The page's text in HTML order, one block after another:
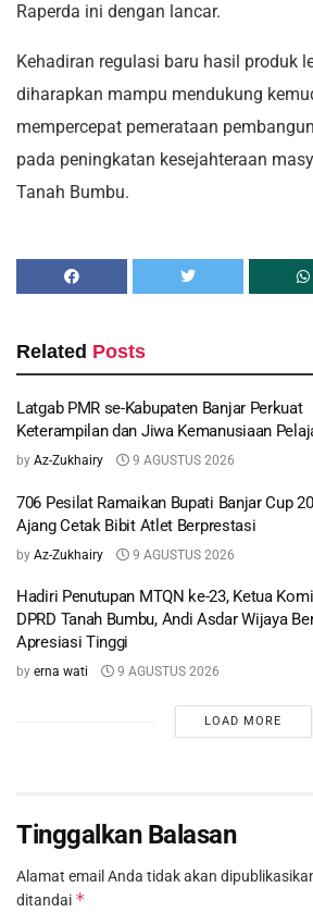
Raperda ini dengan lancar.
Kehadiran regulasi baru hasil produk
diharapkan mampu mendukung
mempercepat pemerataan
pada peningkatan kesejahteraan
Tanah Bumbu.
Related Posts
Latgab PMR se-Kabupaten Banjar Perkuat
Keterampilan dan Jiwa Kemanusiaan
by Az-Zukhairy 9 AGUSTUS 2026
706 Pesilat Ramaikan Bupati Banjar Cup
Ajang Cetak Bibit Atlet Berprestasi
by Az-Zukhairy 9 AGUSTUS 2026
Hadiri Penutupan MTQN ke-23, Ketua
DPRD Tanah Bumbu, Andi Asdar Wijaya
Apresiasi Tinggi
by erna wati 9 AGUSTUS 2026
LOAD MORE
Tinggalkan Balasan
Alamat email Anda tidak akan
ditandai *